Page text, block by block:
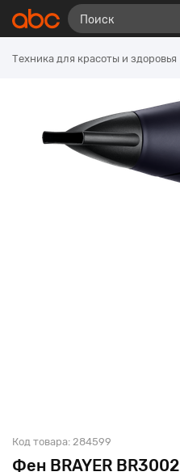
Техника для красоты и здоровья
Фен BRAYER BR3002
Код товара: 284599